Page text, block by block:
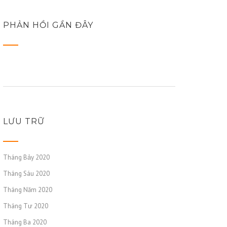
PHẢN HỒI GẦN ĐÂY
LƯU TRỮ
Tháng Bảy 2020
Tháng Sáu 2020
Tháng Năm 2020
Tháng Tư 2020
Tháng Ba 2020